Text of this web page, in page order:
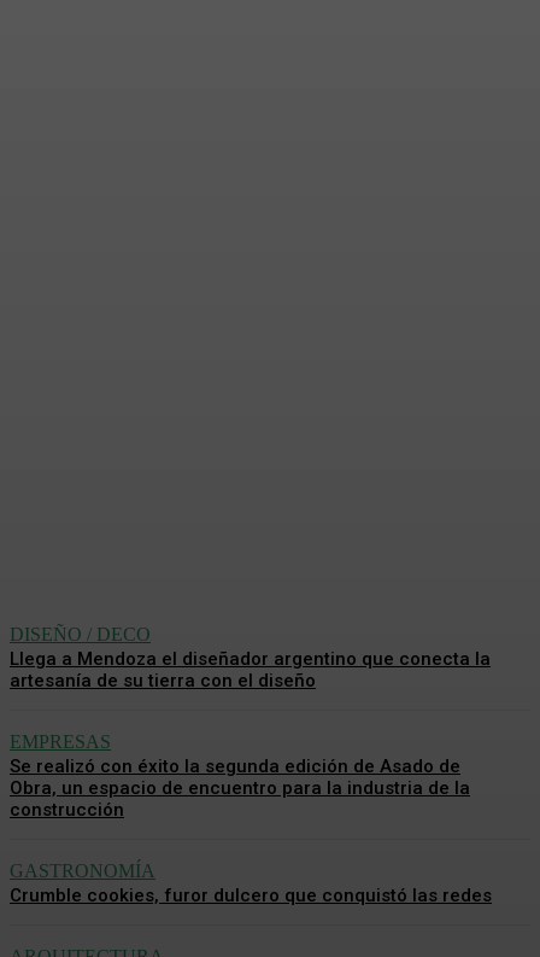
DISEÑO / DECO
Llega a Mendoza el diseñador argentino que conecta la
artesanía de su tierra con el diseño
EMPRESAS
Se realizó con éxito la segunda edición de Asado de
Obra, un espacio de encuentro para la industria de la
construcción
GASTRONOMÍA
Crumble cookies, furor dulcero que conquistó las redes